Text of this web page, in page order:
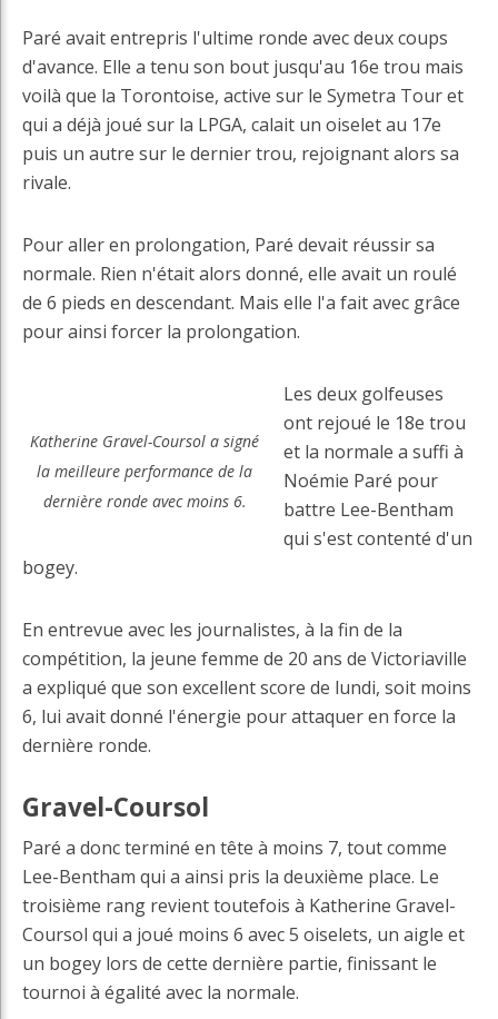
Paré avait entrepris l'ultime ronde avec deux coups
d'avance. Elle a tenu son bout jusqu'au 16e trou mais
voilà que la Torontoise, active sur le Symetra Tour et
qui a déjà joué sur la LPGA, calait un oiselet au 17e
puis un autre sur le dernier trou, rejoignant alors sa
rivale.
Pour aller en prolongation, Paré devait réussir sa
normale. Rien n'était alors donné, elle avait un roulé
de 6 pieds en descendant. Mais elle l'a fait avec grâce
pour ainsi forcer la prolongation.
Katherine Gravel-Coursol a signé
la meilleure performance de la
dernière ronde avec moins 6.
Les deux golfeuses
ont rejoué le 18e trou
et la normale a suffi à
Noémie Paré pour
battre Lee-Bentham
qui s'est contenté d'un
bogey.
En entrevue avec les journalistes, à la fin de la
compétition, la jeune femme de 20 ans de Victoriaville
a expliqué que son excellent score de lundi, soit moins
6, lui avait donné l'énergie pour attaquer en force la
dernière ronde.
Gravel-Coursol
Paré a donc terminé en tête à moins 7, tout comme
Lee-Bentham qui a ainsi pris la deuxième place. Le
troisième rang revient toutefois à Katherine Gravel-
Coursol qui a joué moins 6 avec 5 oiselets, un aigle et
un bogey lors de cette dernière partie, finissant le
tournoi à égalité avec la normale.